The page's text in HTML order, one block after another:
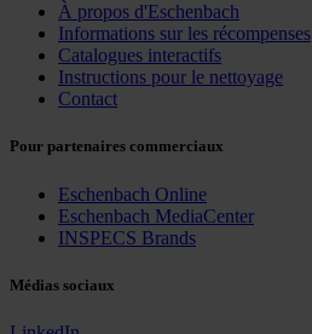
À propos d'Eschenbach
Informations sur les récompenses
Catalogues interactifs
Instructions pour le nettoyage
Contact
Pour partenaires commerciaux
Eschenbach Online
Eschenbach MediaCenter
INSPECS Brands
Médias sociaux